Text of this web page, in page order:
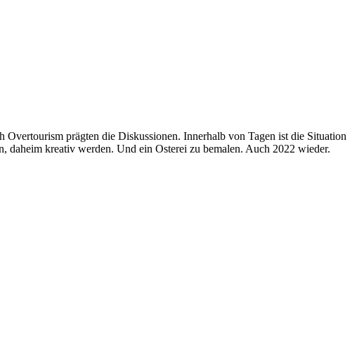
prägten die Diskussionen. Innerhalb von Tagen ist die Situation
daheim kreativ werden. Und ein Osterei zu bemalen. Auch 2022 wieder.